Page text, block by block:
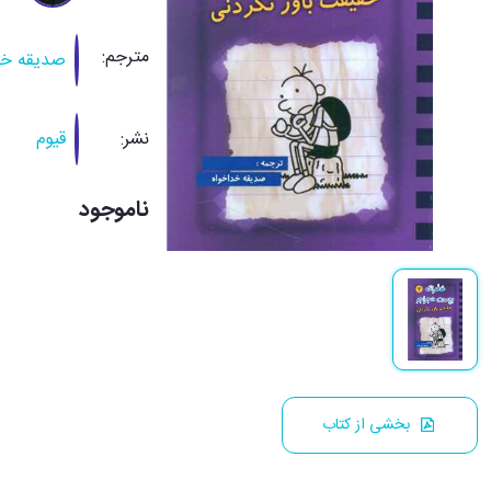
بخشی از کتاب
مترجم: صدیقه
نشر: قیوم
ناموجود